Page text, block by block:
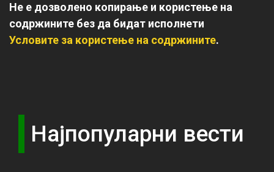
Не е дозволено копирање и користење на
содржините без да бидат исполнети
Условите за користење на содржините.
Најпопуларни вести